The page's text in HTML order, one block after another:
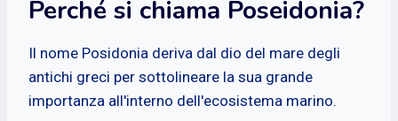
Perché si chiama Poseidonia?
Il nome Posidonia deriva dal dio del mare degli
antichi greci per sottolineare la sua grande
importanza all'interno dell'ecosistema marino.